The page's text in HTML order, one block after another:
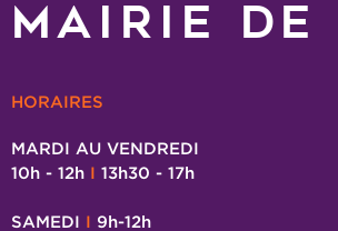
MAIRIE DE
HORAIRES
MARDI AU VENDREDI
10h - 12h I 13h30 - 17h
SAMEDI I 9h-12h